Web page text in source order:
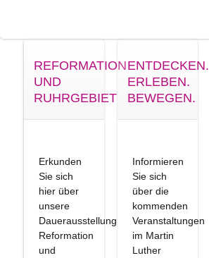
REFORMATION
UND
RUHRGEBIET
Erkunden
Sie sich
hier über
unsere
Dauerausstellung
Reformation
und
ENTDECKEN.
ERLEBEN.
BEWEGEN.
Informieren
Sie sich
über die
kommenden
Veranstaltungen
im Martin
Luther